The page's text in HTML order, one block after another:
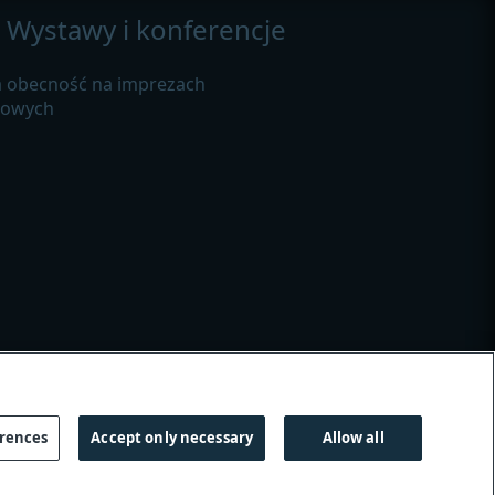
Wystawy i konferencje
obecność na imprezach
po plikach cookie|
Accept only necessary Allow all